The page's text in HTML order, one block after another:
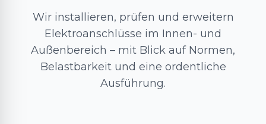
Wir installieren, prüfen und erweitern
Elektroanschlüsse im Innen- und
Außenbereich – mit Blick auf Normen,
Belastbarkeit und eine ordentliche
Ausführung.